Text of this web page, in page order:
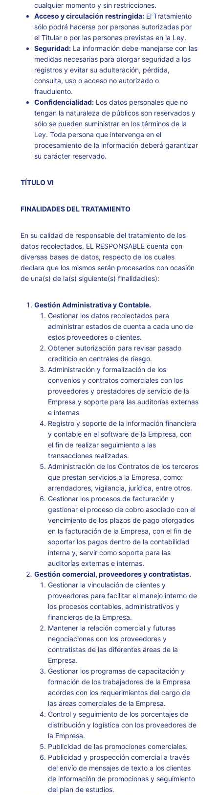
cualquier momento y sin restricciones.
Acceso y circulación restringida: El Tratamiento
sólo podrá hacerse por personas autorizadas por
el Titular o por las personas previstas en la Ley.
Seguridad: La información debe manejarse con las
medidas necesarias para otorgar seguridad a los
registros y evitar su adulteración, pérdida,
consulta, uso o acceso no autorizado o
fraudulento.
Confidencialidad: Los datos personales que no
tengan la naturaleza de públicos son reservados y
sólo se pueden suministrar en los términos de la
Ley. Toda persona que intervenga en el
procesamiento de la información deberá garantizar
su carácter reservado.
TÍTULO VI
FINALIDADES DEL TRATAMIENTO
En su calidad de responsable del tratamiento de los
datos recolectados, EL RESPONSABLE cuenta con
diversas bases de datos, respecto de los cuales
declara que los mismos serán procesados con ocasión
de una(s) de la(s) siguiente(s) finalidad(es):
Gestión Administrativa y Contable.
Gestionar los datos recolectados para
administrar estados de cuenta a cada uno de
estos proveedores o clientes.
Obtener autorización para revisar pasado
crediticio en centrales de riesgo.
Administración y formalización de los
convenios y contratos comerciales con los
proveedores y prestadores de servicio de la
Empresa y soporte para las auditorías externas
e internas
Registro y soporte de la información financiera
y contable en el software de la Empresa, con
el fin de realizar seguimiento a las
transacciones realizadas.
Administración de los Contratos de los terceros
que prestan servicios a la Empresa, como:
arrendadores, vigilancia, jurídica, entre otros.
Gestionar los procesos de facturación y
gestionar el proceso de cobro asociado con el
vencimiento de los plazos de pago otorgados
en la facturación de la Empresa, con el fin de
soportar los pagos dentro de la contabilidad
interna y, servir como soporte para las
auditorías externas e internas.
Gestión comercial, proveedores y contratistas.
Gestionar la vinculación de clientes y
proveedores para facilitar el manejo interno de
los procesos contables, administrativos y
financieros de la Empresa.
Mantener la relación comercial y futuras
negociaciones con los proveedores y
contratistas de las diferentes áreas de la
Empresa.
Gestionar los programas de capacitación y
formación de los trabajadores de la Empresa
acordes con los requerimientos del cargo de
las áreas comerciales de la Empresa.
Control y seguimiento de los porcentajes de
distribución y logística con los proveedores de
la Empresa.
Publicidad de las promociones comerciales.
Publicidad y prospección comercial a través
del envío de mensajes de texto a los clientes
de información de promociones y seguimiento
del plan de estudios.